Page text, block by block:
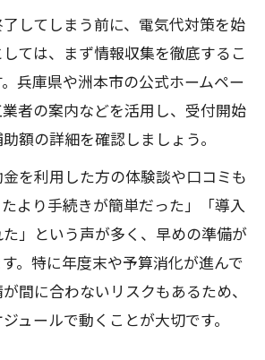
してしまう前に、電気代対策を始
ては、まず情報収集を徹底するこ
兵庫県や洲本市の公式ホームペー
者の案内などを活用し、受付開始
額の詳細を確認しましょう。
を利用した方の体験談や口コミも
より手続きが簡単だった」「導入
」という声が多く、早めの準備が
。特に年度末や予算消化が進んで
間に合わないリスクもあるため、
ュールで動くことが大切です。